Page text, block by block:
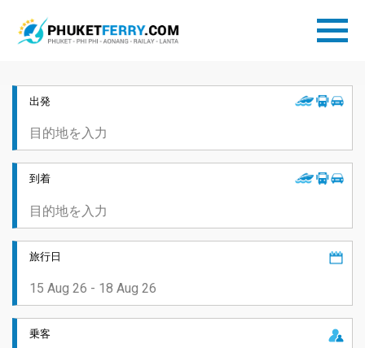
出発
到着
旅行日
乗客